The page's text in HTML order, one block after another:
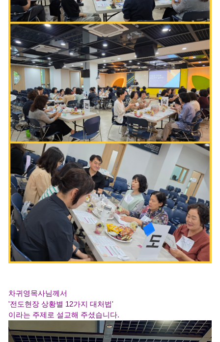
차귀영목사님께서
'전도현장 상황별 12가지 대처법'
이라는 주제로 설교해 주셨습니다.